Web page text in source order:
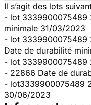
Il s’agit des lots
- lot 3339900075489
minimale 31/03/2023
- lot 3339900075489
Date de durabilité
- lot
- 22866 Date de
- lot3339900075489
30/06/2023